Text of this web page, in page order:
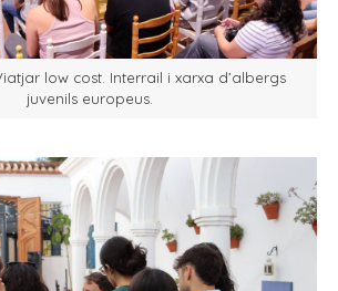
low cost. Interrail i xarxa d’albergs
juvenils europeus.